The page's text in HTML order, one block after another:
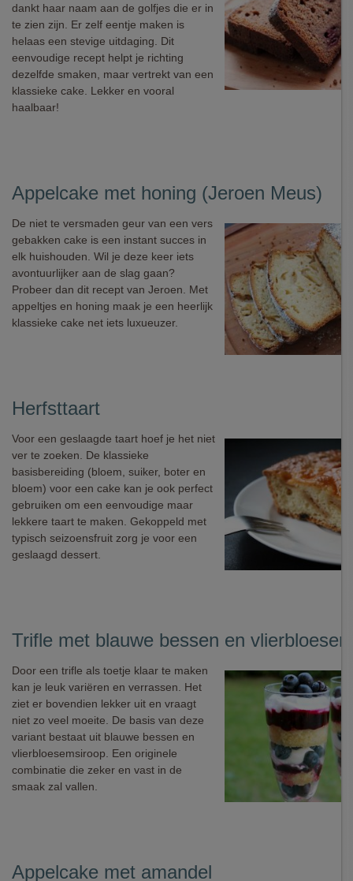
dankt haar naam aan de golfjes die er in
te zien zijn. Er zelf eentje maken is
helaas een stevige uitdaging. Dit
eenvoudige recept helpt je richting
dezelfde smaken, maar vertrekt van een
klassieke cake. Lekker en vooral
haalbaar!
Appelcake met honing (Jeroen Meus)
De niet te versmaden geur van een vers
gebakken cake is een instant succes in
elk huishouden. Wil je deze keer iets
avontuurlijker aan de slag gaan?
Probeer dan dit recept van Jeroen. Met
appeltjes en honing maak je een heerlijk
klassieke cake net iets luxueuzer.
Herfsttaart
Voor een geslaagde taart hoef je het niet
ver te zoeken. De klassieke
basisbereiding (bloem, suiker, boter en
bloem) voor een cake kan je ook perfect
gebruiken om een eenvoudige maar
lekkere taart te maken. Gekoppeld met
typisch seizoensfruit zorg je voor een
geslaagd dessert.
Trifle met blauwe bessen en
Door een trifle als toetje klaar te maken
kan je leuk variëren en verrassen. Het
ziet er bovendien lekker uit en vraagt
niet zo veel moeite. De basis van deze
variant bestaat uit blauwe bessen en
vlierbloesemsiroop. Een originele
combinatie die zeker en vast in de
smaak zal vallen.
Appelcake met amandel